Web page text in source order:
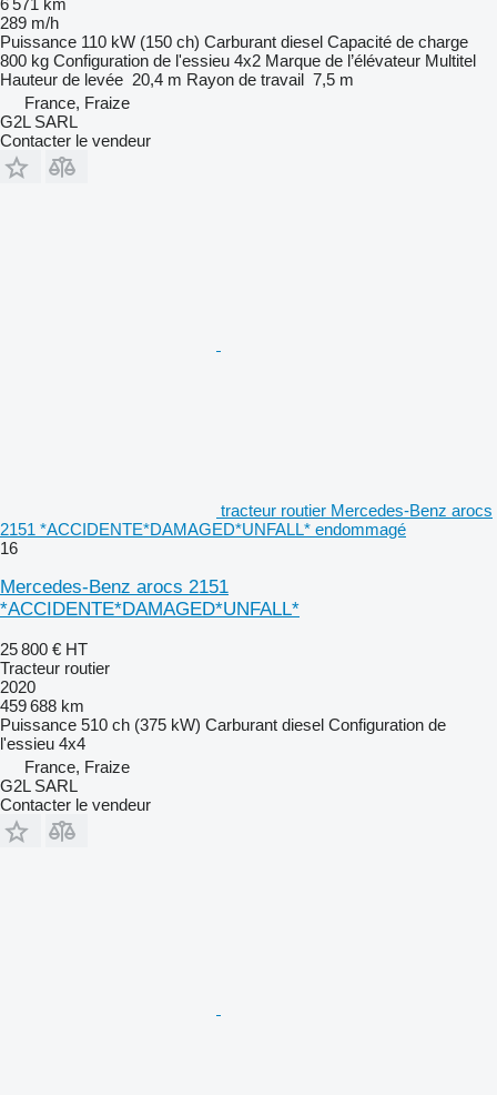
6 571 km
289 m/h
Puissance 110 kW (150 ch) Carburant diesel Capacité de charge
800 kg Configuration de l'essieu 4x2 Marque de l’élévateur Multitel
Hauteur de levée 20,4 m Rayon de travail 7,5 m
France, Fraize
G2L SARL
Contacter le vendeur
tracteur routier Mercedes-Benz arocs
2151 *ACCIDENTE*DAMAGED*UNFALL* endommagé
16
Mercedes-Benz arocs 2151
*ACCIDENTE*DAMAGED*UNFALL*
25 800 € HT
Tracteur routier
2020
459 688 km
Puissance 510 ch (375 kW) Carburant diesel Configuration de
l'essieu 4x4
France, Fraize
G2L SARL
Contacter le vendeur